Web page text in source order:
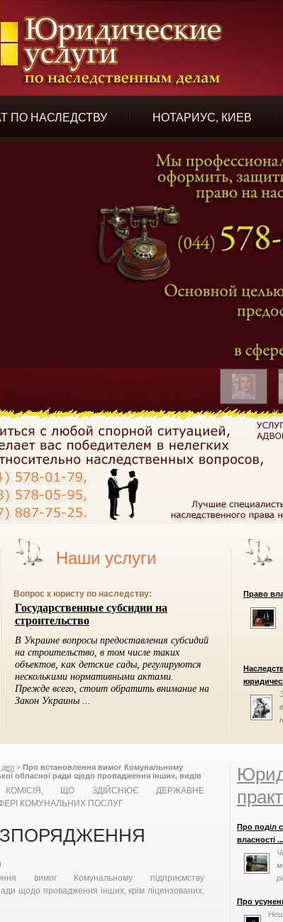
ПО НАСЛЕДСТВУ НОТАРИУС, КИЕВ
Наши услуги
Вопрос к юристу по наследству:
Право
дел > Про встановлення вимог Комунальному
обласної ради щодо провадження інших, видів
регулювання у сфері комунальних послуг
КОМІСІЯ, ЩО ЗДІЙСНЮЄ ДЕРЖАВНЕ
КОМУНАЛЬНИХ ПОСЛУГ
вимог Комунальному підприємству
щодо провадження інших, крім ліцензованих,
Про поділ
власності ...
Про